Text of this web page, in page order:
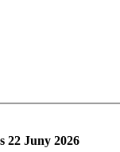
22 Juny 2026